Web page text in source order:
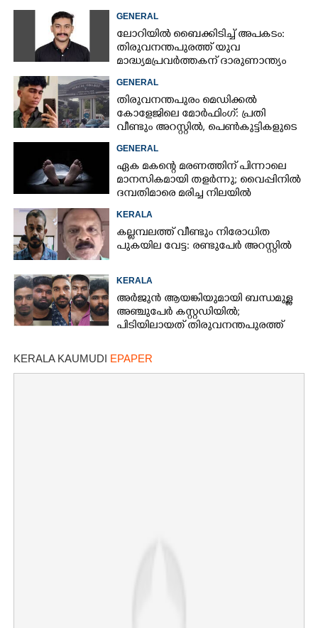
GENERAL
ലോറിയിൽ ബൈക്കിടിച്ച് അപകടം:
തിരുവനന്തപുരത്ത് യുവ
മാദ്ധ്യമപ്രവർത്തകന് ദാരുണാന്ത്യം
GENERAL
തിരുവനന്തപുരം മെഡിക്കൽ
കോളേജിലെ മോർഫിംഗ്: പ്രതി
വീണ്ടും അറസ്റ്റിൽ, പെൺകുട്ടികളുടെ
നിന്ന്
GENERAL
ഏക മകന്റെ മരണത്തിന് പിന്നാലെ
മാനസികമായി തളർന്നു; വൈപ്പിനിൽ
ദമ്പതിമാരെ മരിച്ച നിലയിൽ
KERALA
കല്ലമ്പലത്ത് വീണ്ടും നിരോധിത
പുകയില വേട്ട: രണ്ടുപേർ അറസ്റ്റിൽ
KERALA
അർജുൻ ആയങ്കിയുമായി ബന്ധമുള്ള
അഞ്ചുപേർ കസ്റ്റഡിയിൽ;
പിടിയിലായത് തിരുവനന്തപുരത്ത്
KERALA KAUMUDI EPAPER